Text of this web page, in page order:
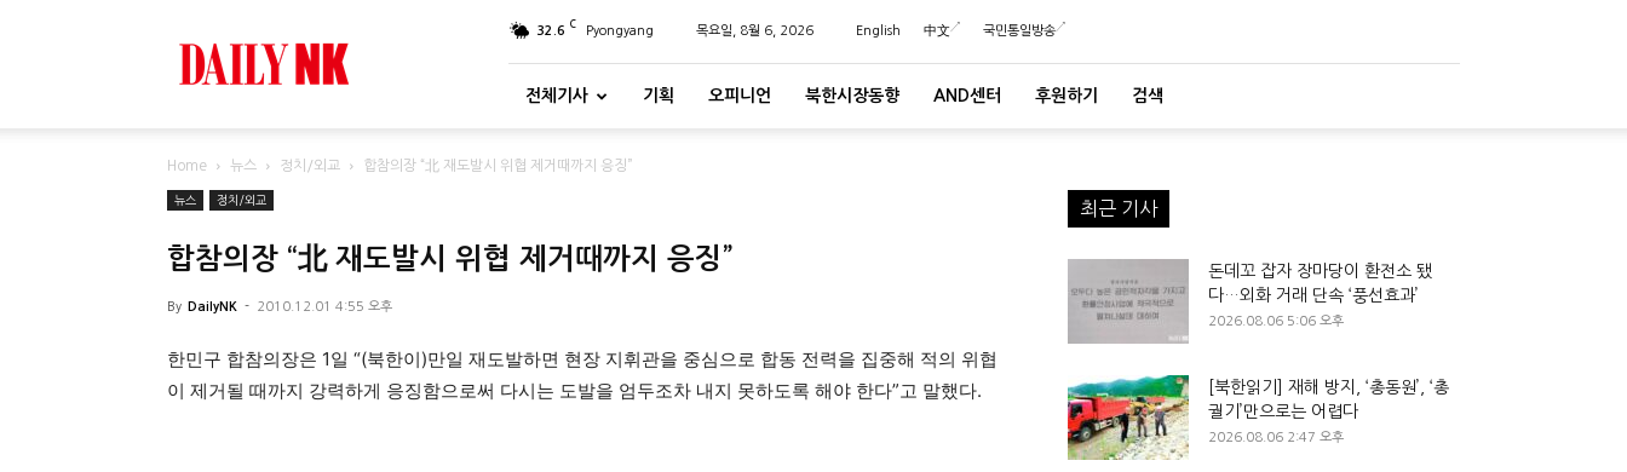
32.6 C Pyongyang 목요일, 8월 6, 2026 English 中文 국민통일방송
전체기사 기획 오피니언 북한시장동향 AND센터 후원하기 검색
Home 뉴스 정치/외교 합참의장 “北 재도발시 위협 제거때까지 응징”
뉴스 정치/외교
합참의장 “北 재도발시 위협 제거때까지 응징”
By DailyNK - 2010.12.01 4:55 오후
한민구 합참의장은 1일 “(북한이)만일 재도발하면 현장 지휘관을 중심으로 합동 전력을 집중해 적의 위협
이 제거될 때까지 강력하게 응징함으로써 다시는 도발을 엄두조차 내지 못하도록 해야 한다”고 말했다.
최근 기사
돈데꼬 잡자 장마당이 환전소 됐
다…외화 거래 단속 ‘풍선효과’
2026.08.06 5:06 오후
[북한읽기] 재해 방지, ‘총동원’, ‘총
궐기’만으로는 어렵다
2026.08.06 2:47 오후